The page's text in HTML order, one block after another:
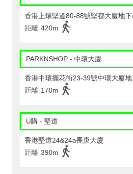
香港上環堅道80-88號堅都大廈地
距離 420m
PARKNSHOP - 中環大廈
香港中環擺花街23-39號中環大廈
距離 170m
U購 - 堅道
香港堅道24&24a長庚大廈
距離 390m